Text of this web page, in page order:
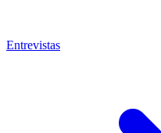
Entrevistas